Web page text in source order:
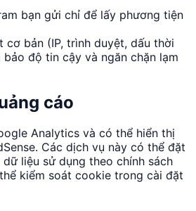
bạn gửi chỉ để lấy phương tiện
cơ bản (IP, trình duyệt, dấu thời
bảo độ tin cậy và ngăn chặn lạm
cáo
Analytics và có thể hiển thị
Các dịch vụ này có thể đặt
liệu sử dụng theo chính sách
kiểm soát cookie trong cài đặt